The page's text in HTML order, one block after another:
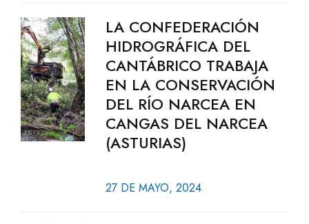
LA CONFEDERACIÓN
HIDROGRÁFICA DEL
CANTÁBRICO TRABAJA
EN LA CONSERVACIÓN
DEL RÍO NARCEA EN
CANGAS DEL NARCEA
(ASTURIAS)
27 DE MAYO, 2024